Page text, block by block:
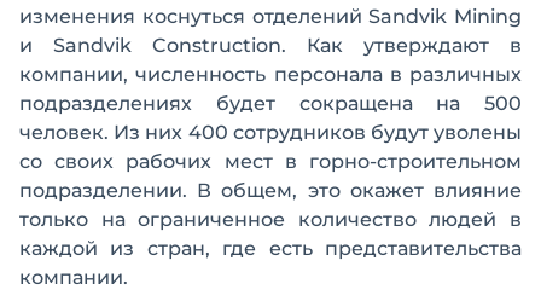
изменения коснуться отделений Sandvik Mining
и Sandvik Construction. Как утверждают в
компании, численность персонала в различных
подразделениях будет сокращена на 500
человек. Из них 400 сотрудников будут уволены
со своих рабочих мест в горно-строительном
подразделении. В общем, это окажет влияние
только на ограниченное количество людей в
каждой из стран, где есть представительства
компании.